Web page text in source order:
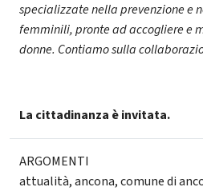
specializzate nella prevenzione e
femminili, pronte ad accogliere e
donne. Contiamo sulla
La cittadinanza è invitata.
ARGOMENTI
attualità,ancona,comune di